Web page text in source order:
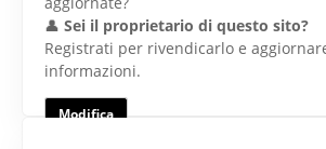
👤 Sei il proprietario di questo sito?
Registrati per rivendicarlo e
informazioni.
Modifica